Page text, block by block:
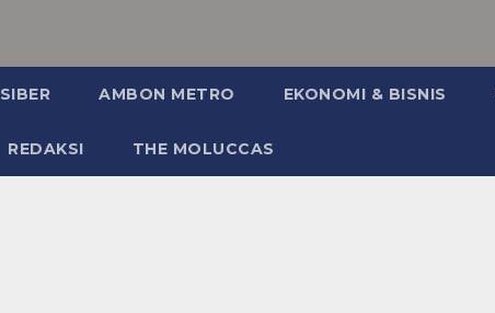
AMBON METRO EKONOMI & BISNIS
REDAKSI THE MOLUCCAS